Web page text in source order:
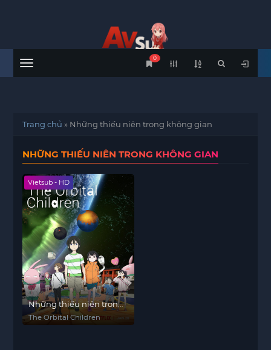
Menu
0
Trang chủ » Những thiếu niên trong không gian
NHỮNG THIẾU NIÊN TRONG KHÔNG GIAN
Vietsub - HD
Những thiếu niên trong
không gian
The Orbital Children